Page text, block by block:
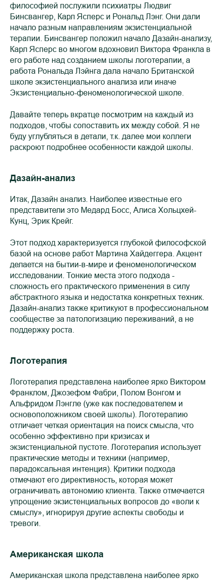
философией послужили психиатры Людвиг
Бинсвангер, Карл Ясперс и Рональд Лэнг. Они дали
начало разным направлениям экзистенциальной
терапии. Бинсвангер положил начало Дазайн-анализу,
Карл Ясперс во многом вдохновил Виктора Франкла в
его работе над созданием школы логотерапии, а
работа Рональда Лэйнга дала начало Британской
школе экзистенциального анализа или иначе
Экзистенциально-феноменологической школе.
Давайте теперь вкратце посмотрим на каждый из
подходов, чтобы сопоставить их между собой. Я не
буду углубляться в детали, т.к. далее мои коллеги
раскроют подробнее особенности каждой школы.
Дазайн-анализ
Итак, Дазайн анализ. Наиболее известные его
представители это Медард Босс, Алиса Хольцхей-
Кунц, Эрик Крейг.
Этот подход характеризуется глубокой философской
базой на основе работ Мартина Хайдеггера. Акцент
делается на бытии-в-мире и феноменологическом
исследовании. Тонкие места этого подхода -
сложность его практического применения в силу
абстрактного языка и недостатка конкретных техник.
Дазайн-анализ также критикуют в профессиональном
сообществе за патологизацию переживаний, а не
поддержку роста.
Логотерапия
Логотерапия представлена наиболее ярко Виктором
Франклом, Джозефом Фабри, Полом Вонгом и
Альфридом Лэнгле (уже как последователем и
основоположником своей школы). Логотерапию
отличает четкая ориентация на поиск смысла, что
особенно эффективно при кризисах и
экзистенциальной пустоте. Логотерапия использует
практические методы и техники (например,
парадоксальная интенция). Критики подхода
отмечают его директивность, которая может
ограничивать автономию клиента. Также отмечается
упрощение экзистенциальных вопросов до «воли к
смыслу», игнорируя другие аспекты свободы и
тревоги.
Американская школа
Американская школа представлена наиболее ярко